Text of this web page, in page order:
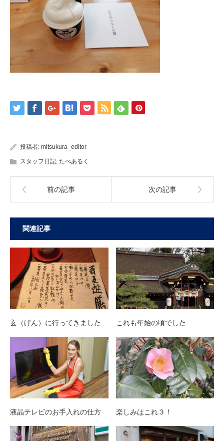
投稿者: mitsukura_editor
スタッフ日記, たべあるく
前の記事 次の記事
関連記事
玄（げん）に行ってきました これも年始の頃でした
液晶テレビのお手入れの仕方 楽しみはこれ３！